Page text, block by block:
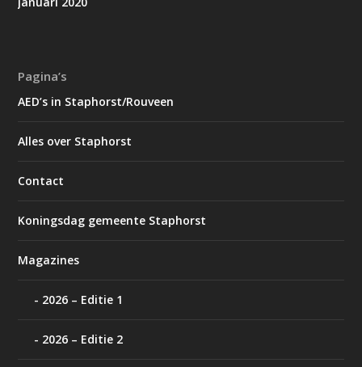
Pagina’s
AED’s in Staphorst/Rouveen
Alles over Staphorst
Contact
Koningsdag gemeente Staphorst
Magazines
2026 – Editie 1
2026 – Editie 2